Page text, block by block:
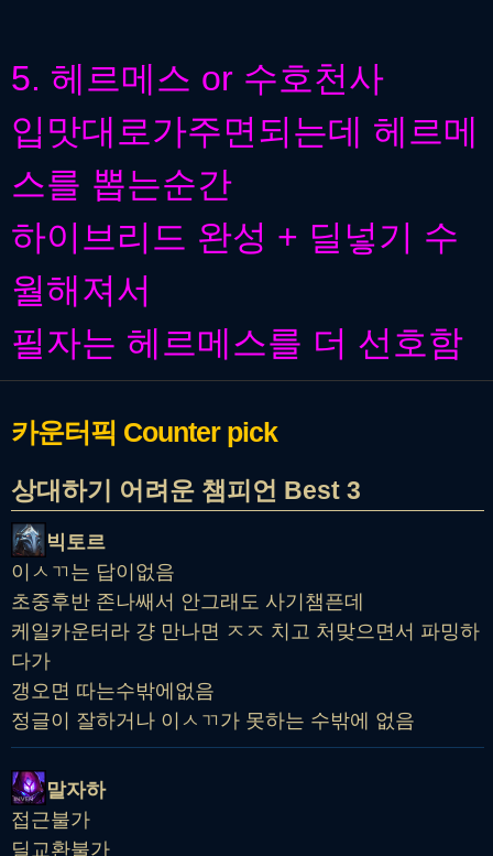
5. 헤르메스 or 수호천사
입맛대로가주면되는데 헤르메
스를 뽑는순간
하이브리드 완성 + 딜넣기 수
월해져서
필자는 헤르메스를 더 선호함
카운터픽 Counter pick
상대하기 어려운 챔피언 Best 3
빅토르
이ㅅㄲ는 답이없음
초중후반 존나쌔서 안그래도 사기챔픈데
케일카운터라 걍 만나면 ㅈㅈ 치고 처맞으면서 파밍하
다가
갱오면 따는수밖에없음
정글이 잘하거나 이ㅅㄲ가 못하는 수밖에 없음
말자하
접근불가
딜교환불가